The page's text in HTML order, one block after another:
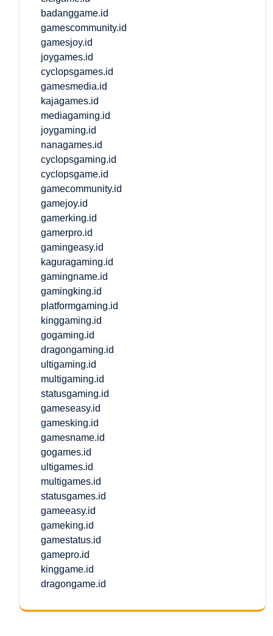
badanggame.id
gamescommunity.id
gamesjoy.id
joygames.id
cyclopsgames.id
gamesmedia.id
kajagames.id
mediagaming.id
joygaming.id
nanagames.id
cyclopsgaming.id
cyclopsgame.id
gamecommunity.id
gamejoy.id
gamerking.id
gamerpro.id
gamingeasy.id
kaguragaming.id
gamingname.id
gamingking.id
platformgaming.id
kinggaming.id
gogaming.id
dragongaming.id
ultigaming.id
multigaming.id
statusgaming.id
gameseasy.id
gamesking.id
gamesname.id
gogames.id
ultigames.id
multigames.id
statusgames.id
gameeasy.id
gameking.id
gamestatus.id
gamepro.id
kinggame.id
dragongame.id